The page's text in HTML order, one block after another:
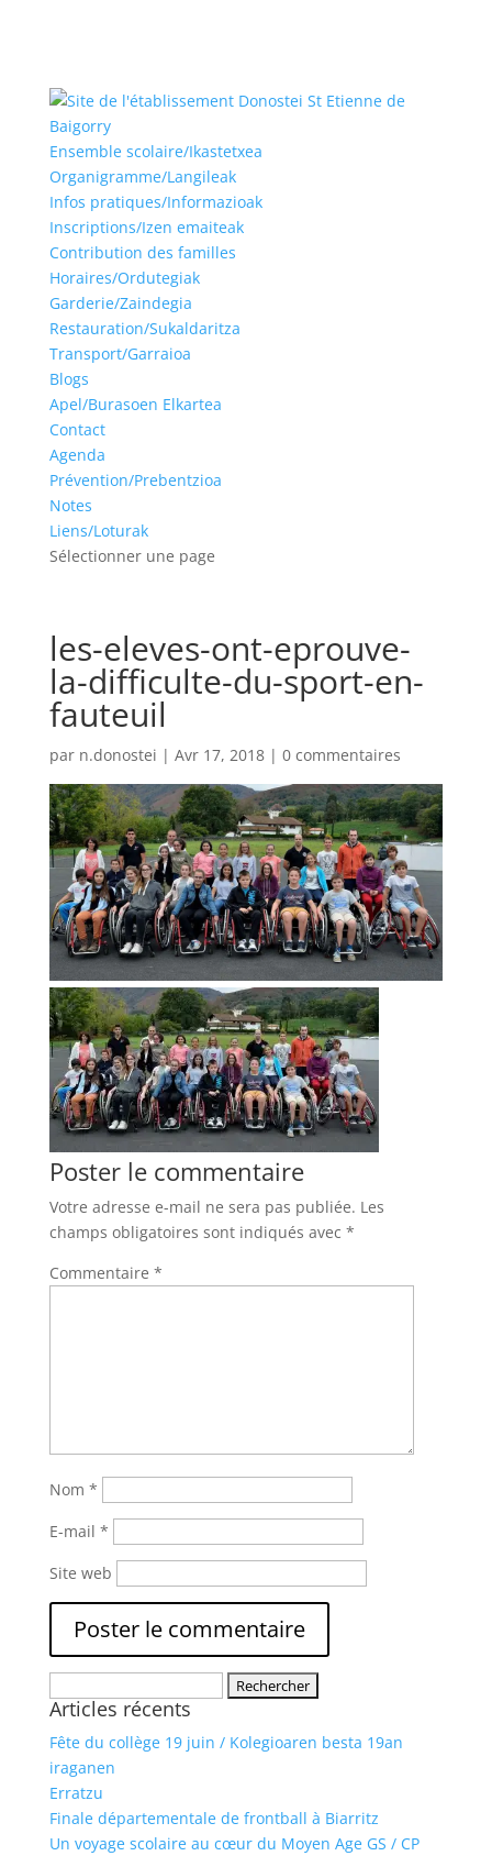
Ensemble scolaire/Ikastetxea
Organigramme/Langileak
Infos pratiques/Informazioak
Inscriptions/Izen emaiteak
Contribution des familles
Horaires/Ordutegiak
Garderie/Zaindegia
Restauration/Sukaldaritza
Transport/Garraioa
Blogs
Apel/Burasoen Elkartea
Contact
Agenda
Prévention/Prebentzioa
Notes
Liens/Loturak
Sélectionner une page
les-eleves-ont-eprouve-
la-difficulte-du-sport-en-
fauteuil
par n.donostei | Avr 17, 2018| 0 commentaires
Poster le commentaire
Votre adresse e-mail ne sera pas publiée. Les
champs obligatoires sont indiqués avec *
Commentaire *
Nom *
E-mail *
Site web
Articles récents
Fête du collège 19 juin / Kolegioaren besta 19an
iraganen
Erratzu
Finale départementale de frontball à Biarritz
Un voyage scolaire au cœur du Moyen Age GS / CP